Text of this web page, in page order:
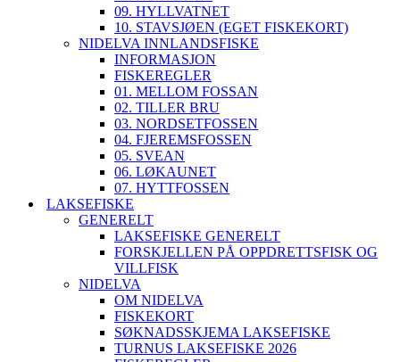
09. HYLLVATNET
10. STAVSJØEN (EGET FISKEKORT)
NIDELVA INNLANDSFISKE
INFORMASJON
FISKEREGLER
01. MELLOM FOSSAN
02. TILLER BRU
03. NORDSETFOSSEN
04. FJEREMSFOSSEN
05. SVEAN
06. LØKAUNET
07. HYTTFOSSEN
LAKSEFISKE
GENERELT
LAKSEFISKE GENERELT
FORSKJELLEN PÅ OPPDRETTSFISK OG
VILLFISK
NIDELVA
OM NIDELVA
FISKEKORT
SØKNADSSKJEMA LAKSEFISKE
TURNUS LAKSEFISKE 2026